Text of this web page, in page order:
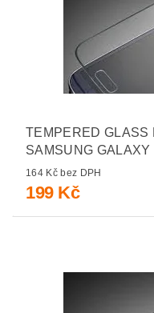
TEMPERED GLASS
SAMSUNG GALAXY
164 Kč bez DPH
199 Kč